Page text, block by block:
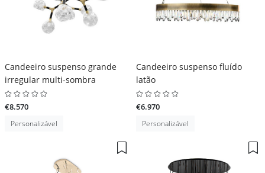
Candeeiro suspenso grande
irregular multi-sombra
€8.570
Personalizável
Candeeiro suspenso fluído
latão
€6.970
Personalizável